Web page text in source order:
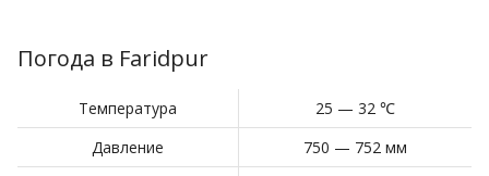
Погода в Faridpur
Температура
25 — 32 ℃
Давление
750 — 752 мм